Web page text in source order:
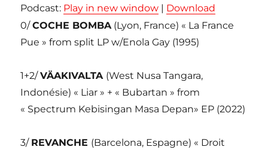
Podcast: Play in new window | Download
0/COCHE BOMBA(Lyon, France) « La France
Pue » from split LP w/Enola Gay (1995)
1+2/VÄAKIVALTA (West Nusa Tangara,
Indonésie) « Liar » + « Bubartan » from
« Spectrum Kebisingan Masa Depan» EP (2022)
3/ REVANCHE (Barcelona, Espagne) « Droit